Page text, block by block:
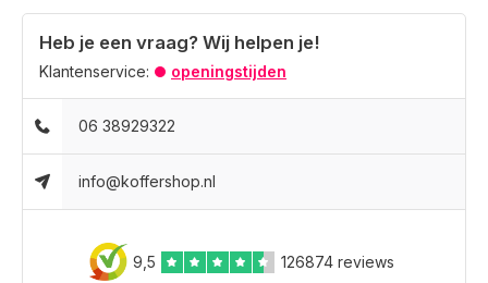
Heb je een vraag? Wij helpen je!
Klantenservice: openingstijden
06 38929322
info@koffershop.nl
9,5 126874 reviews